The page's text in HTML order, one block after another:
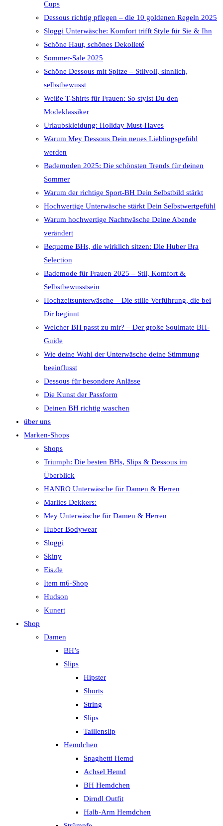
Cups
Dessous richtig pflegen – die 10 goldenen Regeln 2025
Sloggi Unterwäsche: Komfort trifft Style für Sie & Ihn
Schöne Haut, schönes Dekolleté
Sommer-Sale 2025
Schöne Dessous mit Spitze – Stilvoll, sinnlich,
selbstbewusst
Weiße T-Shirts für Frauen: So stylst Du den
Modeklassiker
Urlaubskleidung: Holiday Must-Haves
Warum Mey Dessous Dein neues Lieblingsgefühl
werden
Bademoden 2025: Die schönsten Trends für deinen
Sommer
Warum der richtige Sport-BH Dein Selbstbild stärkt
Hochwertige Unterwäsche stärkt Dein Selbstwertgefühl
Warum hochwertige Nachtwäsche Deine Abende
verändert
Bequeme BHs, die wirklich sitzen: Die Huber Bra
Selection
Bademode für Frauen 2025 – Stil, Komfort &
Selbstbewusstsein
Hochzeitsunterwäsche – Die stille Verführung, die bei
Dir beginnt
Welcher BH passt zu mir? – Der große Soulmate BH-
Guide
Wie deine Wahl der Unterwäsche deine Stimmung
beeinflusst
Dessous für besondere Anlässe
Die Kunst der Passform
Deinen BH richtig waschen
über uns
Marken-Shops
Shops
Triumph: Die besten BHs, Slips & Dessous im
Überblick
HANRO Unterwäsche für Damen & Herren
Marlies Dekkers:
Mey Unterwäsche für Damen & Herren
Huber Bodywear
Sloggi
Skiny
Eis.de
Item m6-Shop
Hudson
Kunert
Shop
Damen
BH’s
Slips
Hipster
Shorts
String
Slips
Taillenslip
Hemdchen
Spaghetti Hemd
Achsel Hemd
BH Hemdchen
Dirndl Outfit
Halb-Arm Hemdchen